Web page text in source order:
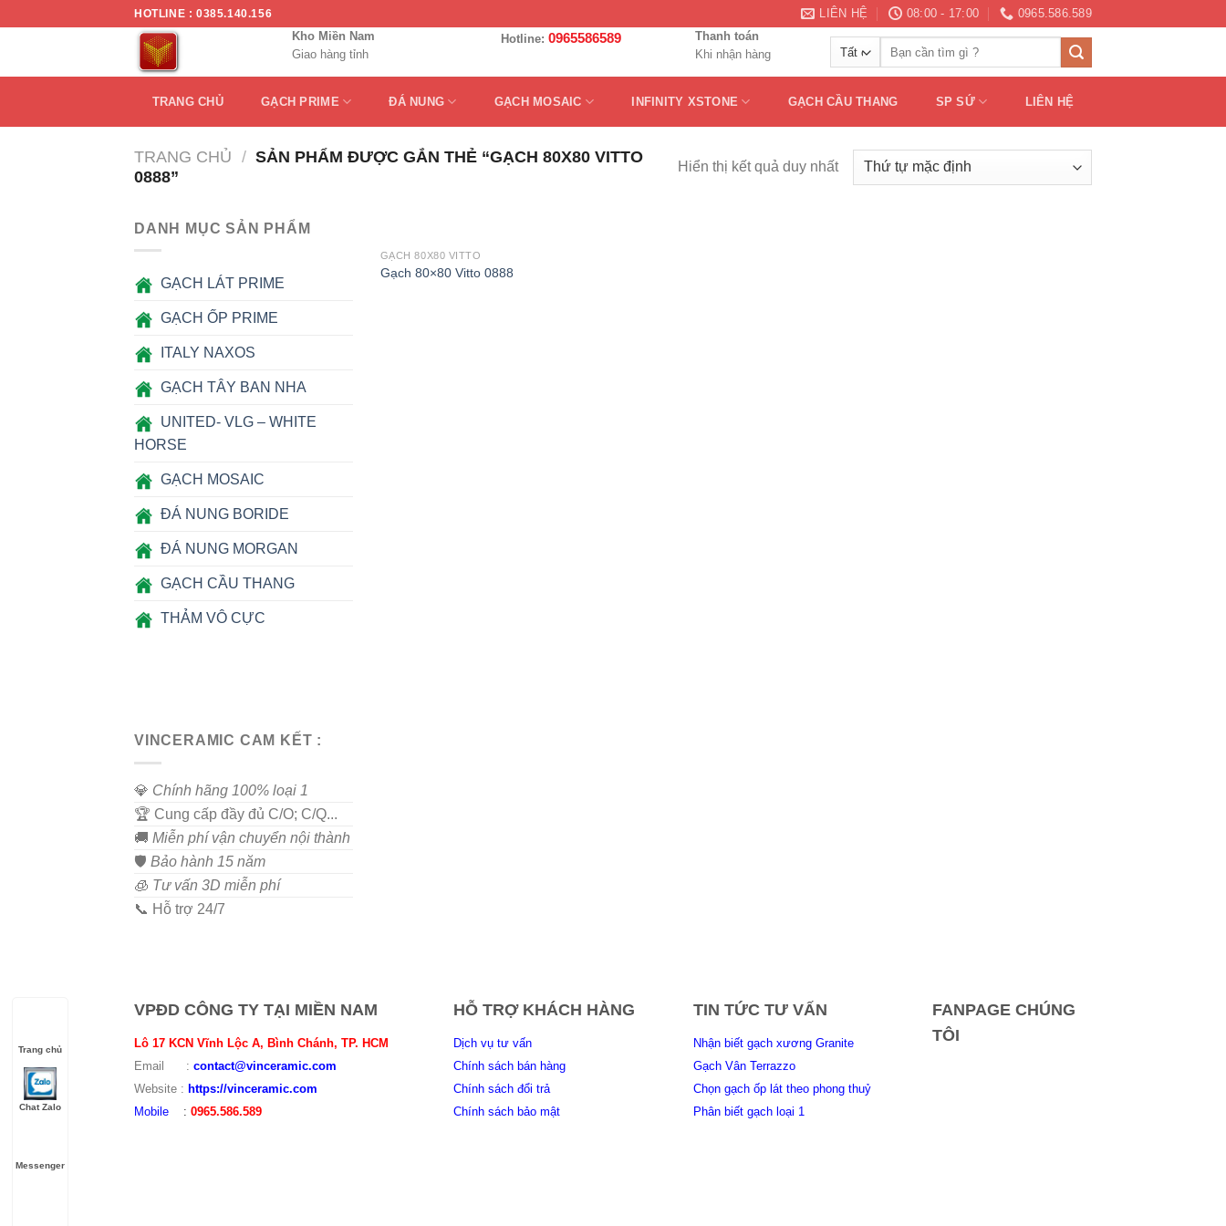
dung
HOTLINE : 0385.140.156 LIÊN HỆ 08:00 - 17:00
0965.586.589
Kho Miền Nam
Giao hàng tỉnh
Hotline: 0965586589
Thanh toán
Khi nhận hàng
kiếm:
TRANG CHỦ GẠCH PRIME ĐÁ NUNG GẠCH MOSAIC INFINITY XSTONE GẠCH CẦU THANG SP SỨ LIÊN HỆ
TRANG CHỦ / SẢN PHẨM ĐƯỢC GẮN THẺ “GẠCH 80X80 VITTO
0888”
Hiển thị kết quả duy nhất
DANH MỤC SẢN PHẨM
GẠCH LÁT PRIME
GẠCH ỐP PRIME
ITALY NAXOS
GẠCH TÂY BAN NHA
UNITED- VLG – WHITE
HORSE
GẠCH MOSAIC
ĐÁ NUNG BORIDE
ĐÁ NUNG MORGAN
GẠCH CẦU THANG
THẢM VÔ CỰC
VINCERAMIC CAM KẾT :
💎 Chính hãng 100% loại 1
🏆 Cung cấp đầy đủ C/O; C/Q...
🚚 Miễn phí vận chuyển nội thành
🛡️ Bảo hành 15 năm
🧊 Tư vấn 3D miễn phí
📞 Hỗ trợ 24/7
GẠCH 80X80 VITTO
Gạch 80×80 Vitto 0888
VPĐD CÔNG TY TẠI MIỀN NAM
Lô 17 KCN Vĩnh Lộc A, Bình Chánh, TP. HCM
Email : contact@vinceramic.com
Website : https://vinceramic.com
Mobile : 0965.586.589
HỖ TRỢ KHÁCH HÀNG
Dịch vụ tư vấn
Chính sách bán hàng
Chính sách đổi trả
Chính sách bảo mật
TIN TỨC TƯ VẤN
Nhận biết gạch xương Granite
Gạch Vân Terrazzo
Chọn gạch ốp lát theo phong thuỷ
Phân biết gạch loại 1
FANPAGE CHÚNG
TÔI
Trang chủ
Chat Zalo
Messenger